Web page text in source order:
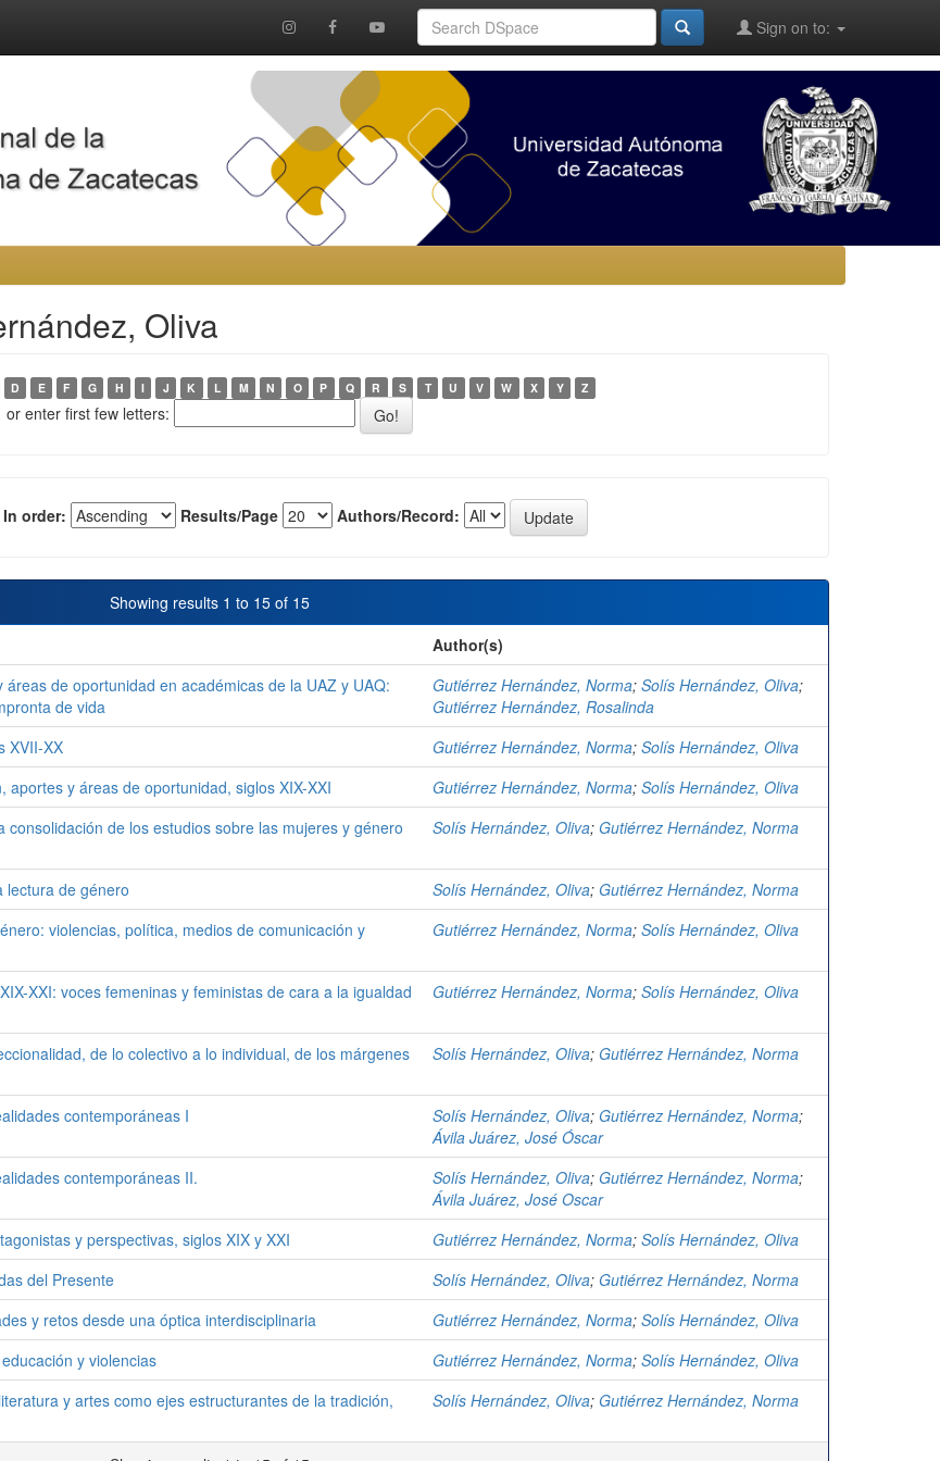
Sign on to:
Oliva
D E F G H I J K L M N O P Q R S T U V W X Y Z
or enter first few letters:
In order: Results/Page Authors/Record:
Showing results 1 to 15 of 15
Author(s)
de oportunidad en académicas de la UAZ y UAQ:
de vida
Gutiérrez Hernández, Norma; Solís Hernández, Oliva;
Gutiérrez Hernández, Rosalinda
XVII-XX Gutiérrez Hernández, Norma; Solís Hernández, Oliva
y áreas de oportunidad, siglos XIX-XXI Gutiérrez Hernández, Norma; Solís Hernández, Oliva
de los estudios sobre las mujeres y género
Solís Hernández, Oliva; Gutiérrez Hernández, Norma
lectura de género Solís Hernández, Oliva; Gutiérrez Hernández, Norma
violencias, política, medios de comunicación y
Gutiérrez Hernández, Norma; Solís Hernández, Oliva
XXI: voces femeninas y feministas de cara a la igualdad
Gutiérrez Hernández, Norma; Solís Hernández, Oliva
de lo colectivo a lo individual, de los márgenes
Solís Hernández, Oliva; Gutiérrez Hernández, Norma
contemporáneas I Solís Hernández, Oliva; Gutiérrez Hernández, Norma;
Ávila Juárez, José Óscar
contemporáneas II. Solís Hernández, Oliva; Gutiérrez Hernández, Norma;
Ávila Juárez, José Oscar
y perspectivas, siglos XIX y XXI Gutiérrez Hernández, Norma; Solís Hernández, Oliva
del Presente Solís Hernández, Oliva; Gutiérrez Hernández, Norma
y retos desde una óptica interdisciplinaria Gutiérrez Hernández, Norma; Solís Hernández, Oliva
y violencias Gutiérrez Hernández, Norma; Solís Hernández, Oliva
y artes como ejes estructurantes de la tradición,
Solís Hernández, Oliva; Gutiérrez Hernández, Norma